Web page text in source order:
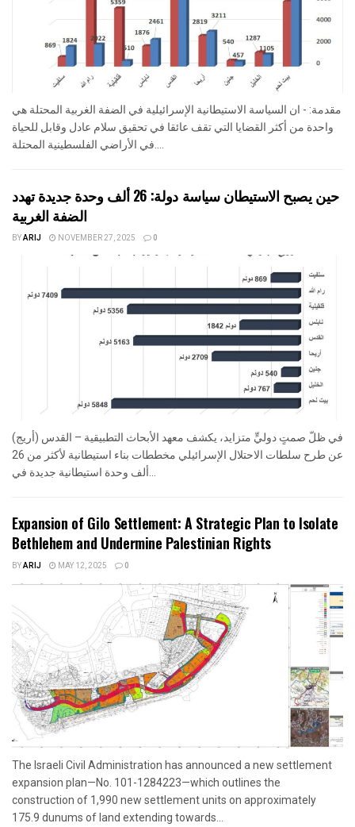
مقدمة: - ان السياسة الاستيطانية الإسرائيلية في الضفة الغربية المحتلة هي
واحدة من أكثر القضايا التي تقف عائقا في تحقيق سلام عادل وقابل للحياة
حين يصبح الاستيطان سياسة دولة: 26 ألف وحدة جديدة تهدد
الضفة الغربية
BYARIJ NOVEMBER 27, 2025 0
في ظلّ صمتٍ دوليٍّ متزايد، يكشف معهد الأبحاث التطبيقية – القدس (أريج)
عن طرح سلطات الاحتلال الإسرائيلي مخططات بناء استيطانية لأكثر من 26
Expansion of Gilo Settlement: A Strategic Plan to Isolate
Bethlehem and Undermine Palestinian Rights
BYARIJ MAY 12, 2025 0
The Israeli Civil Administration has announced a new settlement
expansion plan—No. 101-1284223—which outlines the
construction of 1,990 new settlement units on approximately
175.9 dunums of land extending towards...